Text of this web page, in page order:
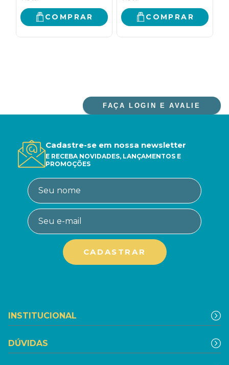
COMPRAR COMPRAR
FAÇA LOGIN E AVALIE
Cadastre-se em nossa newsletter
E RECEBA NOVIDADES, LANÇAMENTOS E
PROMOÇÕES
INSTITUCIONAL
DÚVIDAS